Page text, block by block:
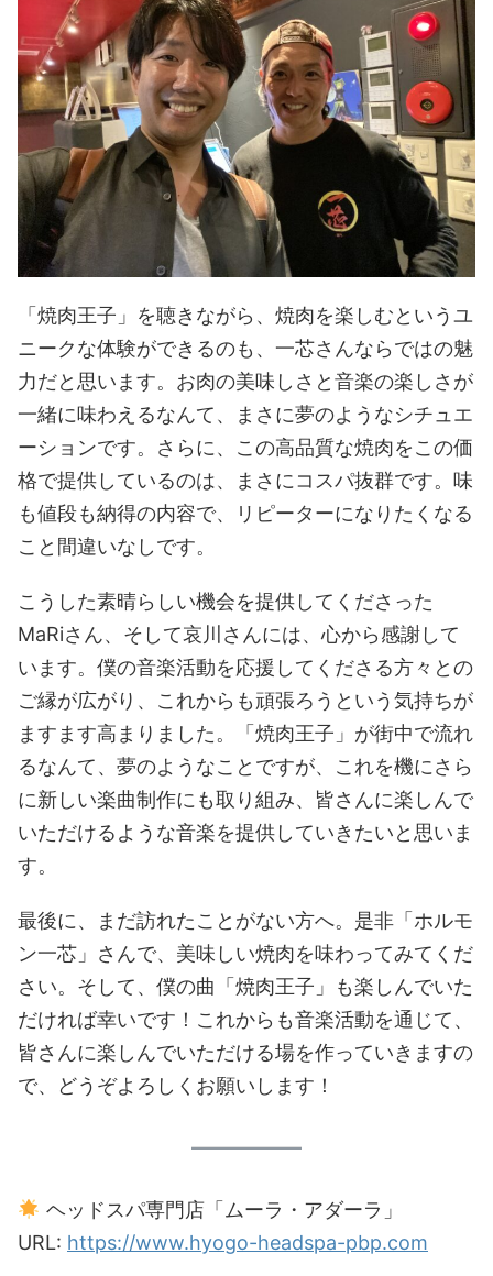
「焼肉王子」を聴きながら、焼肉を楽しむというユ
ニークな体験ができるのも、一芯さんならではの魅
力だと思います。お肉の美味しさと音楽の楽しさが
一緒に味わえるなんて、まさに夢のようなシチュエ
ーションです。さらに、この高品質な焼肉をこの価
格で提供しているのは、まさにコスパ抜群です。味
も値段も納得の内容で、リピーターになりたくなる
こと間違いなしです。
こうした素晴らしい機会を提供してくださった
MaRiさん、そして哀川さんには、心から感謝して
います。僕の音楽活動を応援してくださる方々との
ご縁が広がり、これからも頑張ろうという気持ちが
ますます高まりました。「焼肉王子」が街中で流れ
るなんて、夢のようなことですが、これを機にさら
に新しい楽曲制作にも取り組み、皆さんに楽しんで
いただけるような音楽を提供していきたいと思いま
す。
最後に、まだ訪れたことがない方へ。是非「ホルモ
ン一芯」さんで、美味しい焼肉を味わってみてくだ
さい。そして、僕の曲「焼肉王子」も楽しんでいた
だければ幸いです！これからも音楽活動を通じて、
皆さんに楽しんでいただける場を作っていきますの
で、どうぞよろしくお願いします！
ヘッドスパ専門店「ムーラ・アダーラ」
URL: https://www.hyogo-headspa-pbp.com